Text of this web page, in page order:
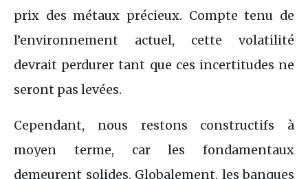
prix des métaux précieux. Compte tenu de
l’environnement actuel, cette volatilité
devrait perdurer tant que ces incertitudes ne
seront pas levées.
Cependant, nous restons constructifs à
moyen terme, car les fondamentaux
demeurent solides. Globalement, les banques